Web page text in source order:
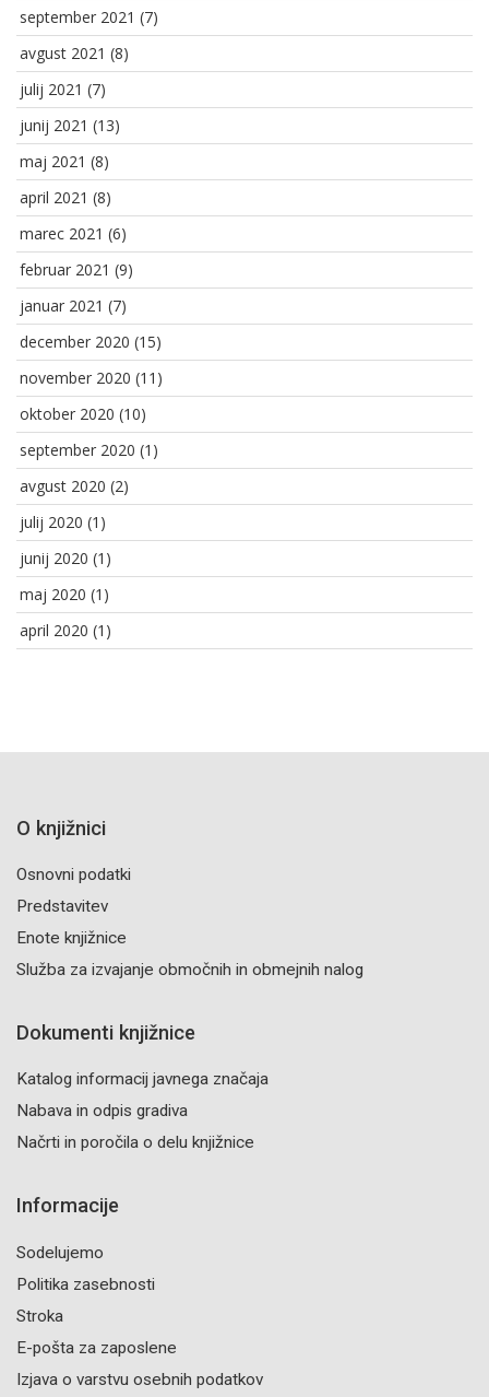
september 2021 (7)
avgust 2021 (8)
julij 2021 (7)
junij 2021 (13)
maj 2021 (8)
april 2021 (8)
marec 2021 (6)
februar 2021 (9)
januar 2021 (7)
december 2020 (15)
november 2020 (11)
oktober 2020 (10)
september 2020 (1)
avgust 2020 (2)
julij 2020 (1)
junij 2020 (1)
maj 2020 (1)
april 2020 (1)
O knjižnici
Osnovni podatki
Predstavitev
Enote knjižnice
Služba za izvajanje območnih in obmejnih nalog
Dokumenti knjižnice
Katalog informacij javnega značaja
Nabava in odpis gradiva
Načrti in poročila o delu knjižnice
Informacije
Sodelujemo
Politika zasebnosti
Stroka
E-pošta za zaposlene
Izjava o varstvu osebnih podatkov